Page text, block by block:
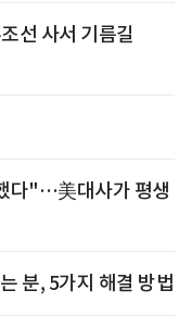
선 사서 기름길
다"…美대사가 평생
분, 5가지 해결 방법